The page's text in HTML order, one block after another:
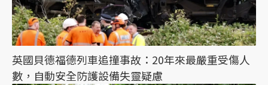
英國貝德福德列車追撞事故：20年來最嚴重受傷人
數，自動安全防護設備失靈疑慮